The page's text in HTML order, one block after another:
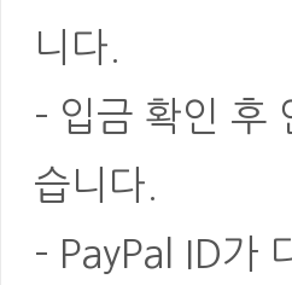
니다.
- 입금 확인 후
습니다.
- PayPal ID가